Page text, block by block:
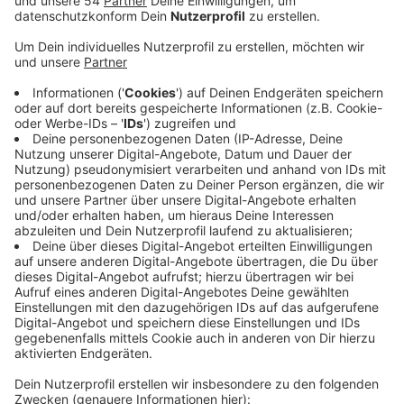
Die Autobahngesellschaft hat auch hier bei uns in der
Berufspendler treffen dürfte. Einmal wird ab dem 15.
Juli die A57 für anderthalb Wochen voll gesperrt.
Konkret in Fahrtrichtung Köln zwischen Büttgen und
Neuss-Norf. Das betrifft vor allem
Mönchengladbacher Autofahrer, die in Richtung
Düsseldorf müssen. Gleichzeitig wird auf der A57 auch
ein Stück weiter nördlich - bei Krefeld - weiter an den
neuen Fahrspuren gearbeitet - auch hier dürfte es zur
Ferienzeit öfter mal Stau geben, schätzt die
Autobahngesellschaft. Zum Ende der Sommerferien
starten dann schließlich noch Bauarbeiten auf der A61
in Mönchengladbach. Zwischen Wickrath und
Güdderath wird die A61 ab dem 4. August für vier Tage
auf eine Fahrspur pro Richtung verengt.